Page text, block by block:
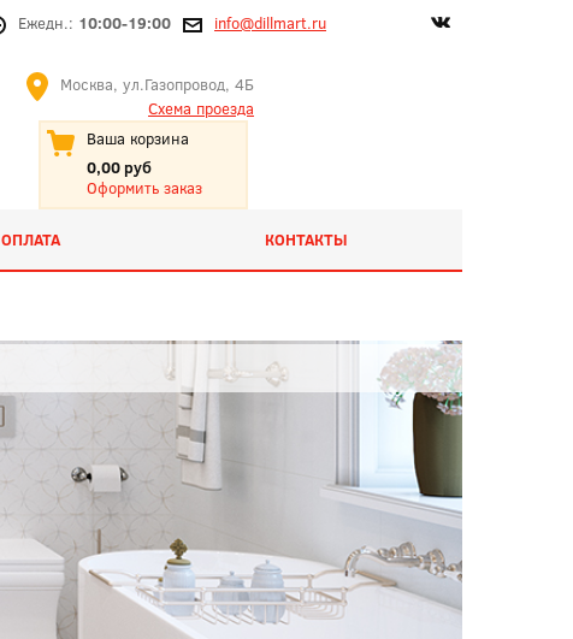
Ежедн.: 10:00-19:00 info@dillmart.ru
Москва, ул.Газопровод, 4Б
Схема проезда
Ваша корзина
0,00 руб
Оформить заказ
ОПЛАТА КОНТАКТЫ